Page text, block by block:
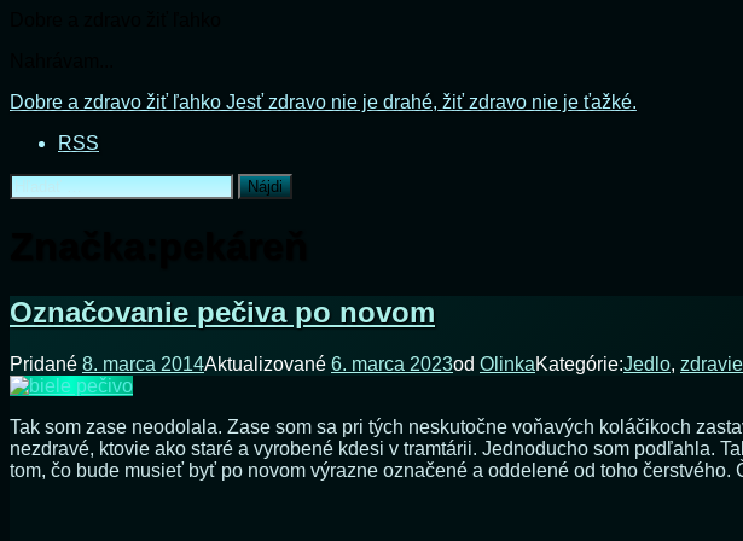
Prejsť
obsah
Dobre a zdravo žiť ľahko Jesť zdravo nie je drahé, žiť zdravo nie je ťažké.
RSS
Hľadať:
Označovanie pečiva po novom
Pridané 8. marca 2014Aktualizované 6. marca 2023od OlinkaKategórie:Jedlo, zdravie
Tak som zase neodolala. Zase som sa pri tých neskutočne voňavých koláčikoch
nezdravé, ktovie ako staré a vyrobené kdesi v tramtárii. Jednoducho som podľahla.
tom, čo bude musieť byť po novom výrazne označené a oddelené od toho čerstvého.